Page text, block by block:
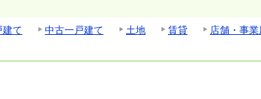
建て 中古一戸建て 土地 賃貸
店舗・事業